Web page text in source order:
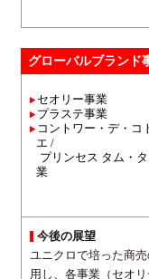
グローバルブランド
セオリー事業
プラステ事業
コントワー・デ・コ
エ /
プリンセス タム・
業
今後の展望
ユニクロで培った商
用し、各事業（セオ